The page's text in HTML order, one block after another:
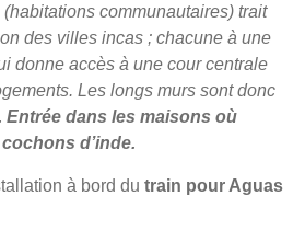
communautaires) trait
des villes incas ; chacune à une
donne accès à une cour centrale
Les longs murs sont donc
Entrée dans les maisons où
d’inde.
à bord du train pour Aguas